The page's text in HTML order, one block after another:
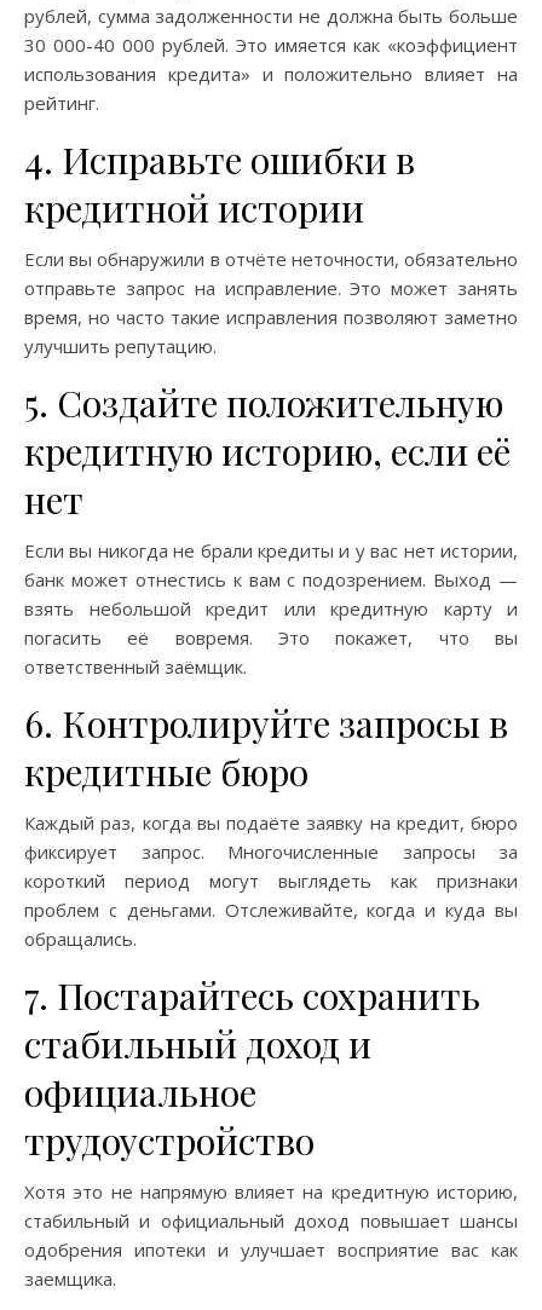
рублей, сумма задолженности не должна быть больше
30 000-40 000 рублей. Это имяется как «коэффициент
использования кредита» и положительно влияет на
рейтинг.
4. Исправьте ошибки в
кредитной истории
Если вы обнаружили в отчёте неточности, обязательно
отправьте запрос на исправление. Это может занять
время, но часто такие исправления позволяют заметно
улучшить репутацию.
5. Создайте положительную
кредитную историю, если её
нет
Если вы никогда не брали кредиты и у вас нет истории,
банк может отнестись к вам с подозрением. Выход —
взять небольшой кредит или кредитную карту и
погасить её вовремя. Это покажет, что вы
ответственный заёмщик.
6. Контролируйте запросы в
кредитные бюро
Каждый раз, когда вы подаёте заявку на кредит, бюро
фиксирует запрос. Многочисленные запросы за
короткий период могут выглядеть как признаки
проблем с деньгами. Отслеживайте, когда и куда вы
обращались.
7. Постарайтесь сохранить
стабильный доход и
официальное
трудоустройство
Хотя это не напрямую влияет на кредитную историю,
стабильный и официальный доход повышает шансы
одобрения ипотеки и улучшает восприятие вас как
заемщика.